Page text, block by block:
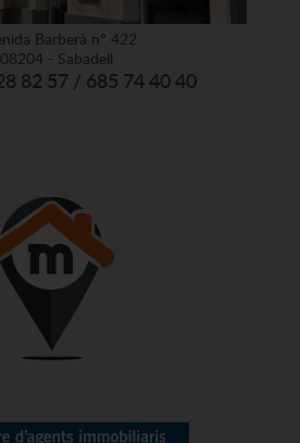
Barberà nº 422
08204 - Sabadell
82 57 / 685 74 40 40